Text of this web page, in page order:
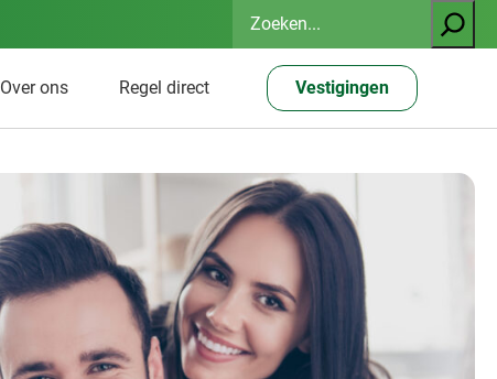
Zoeken
Over ons Regel direct Vestigingen